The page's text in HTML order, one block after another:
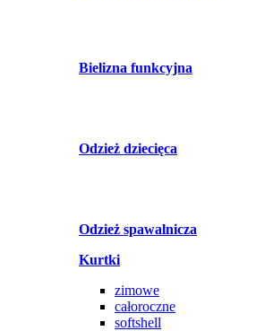
Bielizna funkcyjna
Odzież dziecięca
Odzież spawalnicza
Kurtki
zimowe
całoroczne
softshell